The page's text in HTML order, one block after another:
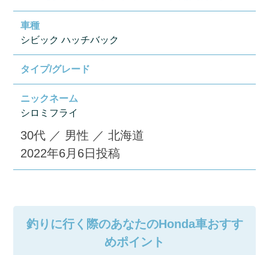
車種
シビック ハッチバック
タイプ/グレード
ニックネーム
シロミフライ
30代 ／ 男性 ／北海道
2022年6月6日投稿
釣りに行く際のあなたのHonda車おすす
めポイント